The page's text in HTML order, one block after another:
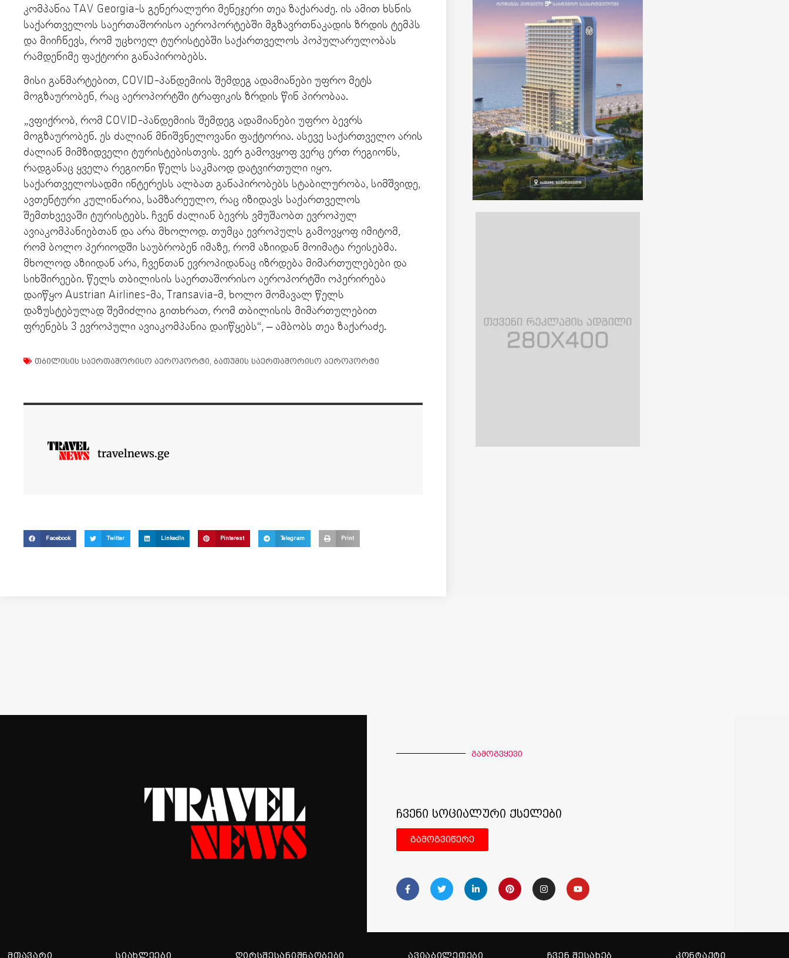
კომპანია TAV Georgia-ს გენერალური მენეჯერი თეა ზაქარაძე. ის ამით ხსნის
საქართველოს საერთაშორისო აეროპორტებში მგზავრთნაკადის ზრდის ტემპს
და მიიჩნევს, რომ უცხოელ ტურისტებში საქართველოს პოპულარულობას
რამდენიმე ფაქტორი განაპირობებს.
მისი განმარტებით, COVID-პანდემიის შემდეგ ადამიანები უფრო მეტს
მოგზაურობენ, რაც აეროპორტში ტრაფიკის ზრდის წინ პირობაა.
„ვფიქრობ, რომ COVID-პანდემიის შემდეგ ადამიანები უფრო ბევრს
მოგზაურობენ. ეს ძალიან მნიშვნელოვანი ფაქტორია. ასევე საქართველო არის
ძალიან მიმზიდველი ტურისტებისთვის. ვერ გამოვყოფ ვერც ერთ რეგიონს,
რადგანაც ყველა რეგიონი წელს საკმაოდ დატვირთული იყო.
საქართველოსადმი ინტერესს ალბათ განაპირობებს სტაბილურობა, სიმშვიდე,
ავთენტური კულინარია, სამზარეულო, რაც იზიდავს საქართველოს
შემთხვევაში ტურისტებს. ჩვენ ძალიან ბევრს ვმუშაობთ ევროპულ
ავიაკომპანიებთან და არა მხოლოდ. თუმცა ევროპულს გამოვყოფ იმიტომ,
რომ ბოლო პერიოდში საუბრობენ იმაზე, რომ აზიიდან მოიმატა რეისებმა.
მხოლოდ აზიიდან არა, ჩვენთან ევროპიდანაც იზრდება მიმართულებები და
სიხშირეები. წელს თბილისის საერთაშორისო აეროპორტში ოპერირება
დაიწყო Austrian Airlines-მა, Transavia-მ, ხოლო მომავალ წელს
დაზუსტებულად შემიძლია გითხრათ, რომ თბილისის მიმართულებით
ფრენებს 3 ევროპული ავიაკომპანია დაიწყებს“, – ამბობს თეა ზაქარაძე.
თბილისის საერთაშორისო აეროპორტი ბათუმის საერთაშორისო აეროპორტი
travelnews.ge
Facebook Twitter LinkedIn Pinterest Telegram Print
გამოგვყევი
ჩვენი სოციალური ქსელები
გამოგვიწერე
ᲛᲗᲐᲕᲐᲠᲘ ᲡᲘᲐᲮᲚᲔᲔᲑᲘ ᲦᲘᲠᲡᲨᲔᲡᲐᲜᲘᲨᲜᲐᲝᲑᲔᲑᲘ ᲐᲕᲘᲐᲑᲘᲚᲔᲗᲔᲑᲘ ᲩᲕᲔᲜ ᲨᲔᲡᲐᲮᲔᲑ ᲙᲝᲜᲢᲐᲥᲢᲘ